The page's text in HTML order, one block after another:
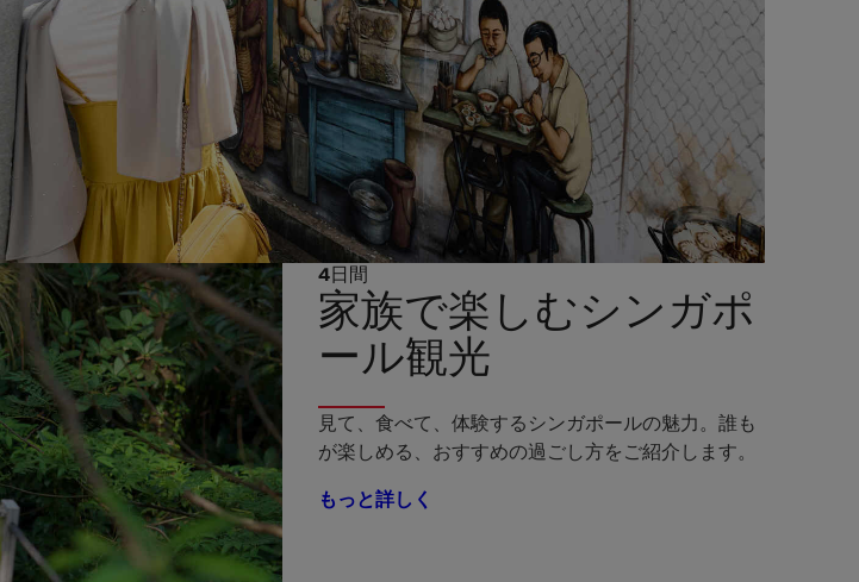
家族で楽しむシンガポ
ール観光
4日間
見て、食べて、体験するシンガポールの魅力。誰も
が楽しめる、おすすめの過ごし方をご紹介します。
もっと詳しく